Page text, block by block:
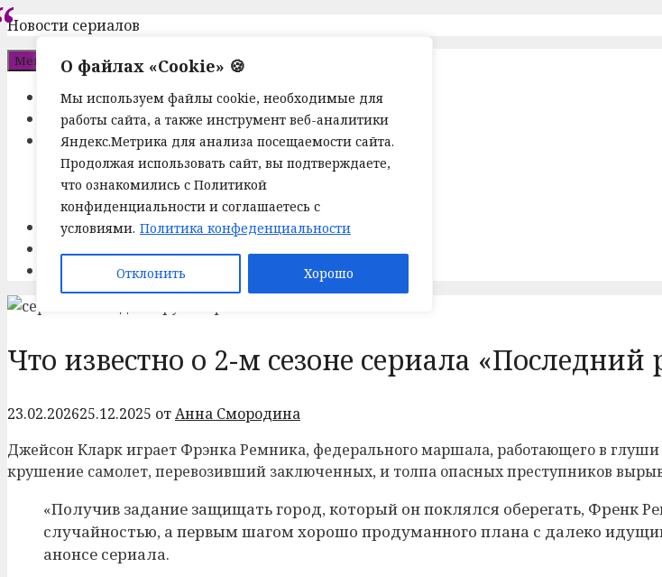
О файлах «Cookie» 🍪
Мы используем файлы cookie, необходимые для
работы сайта, а также инструмент веб-аналитики
Яндекс.Метрика для анализа посещаемости сайта.
Продолжая использовать сайт, вы подтверждаете,
что ознакомились с Политикой
конфиденциальности и соглашаетесь с
условиями. Политика конфеденциальности
Отклонить Хорошо
Перейти
к
содержимому
Новости сериалов
Меню
Новости
Актеры
Блог
Описание серий
Ответы на вопросы
Финал
Расписание
Что известно о 2-м сезоне сериала «Последний
23.02.202625.12.2025 отАнна Смородина
Джейсон Кларк играет Фрэнка Ремника, федерального маршала, работающего в глуши
крушение самолет, перевозивший заключенных, и толпа опасных преступников
«Получив задание защищать город, который он поклялся оберегать, Френк
случайностью, а первым шагом хорошо продуманного плана с далеко
анонсе сериала.